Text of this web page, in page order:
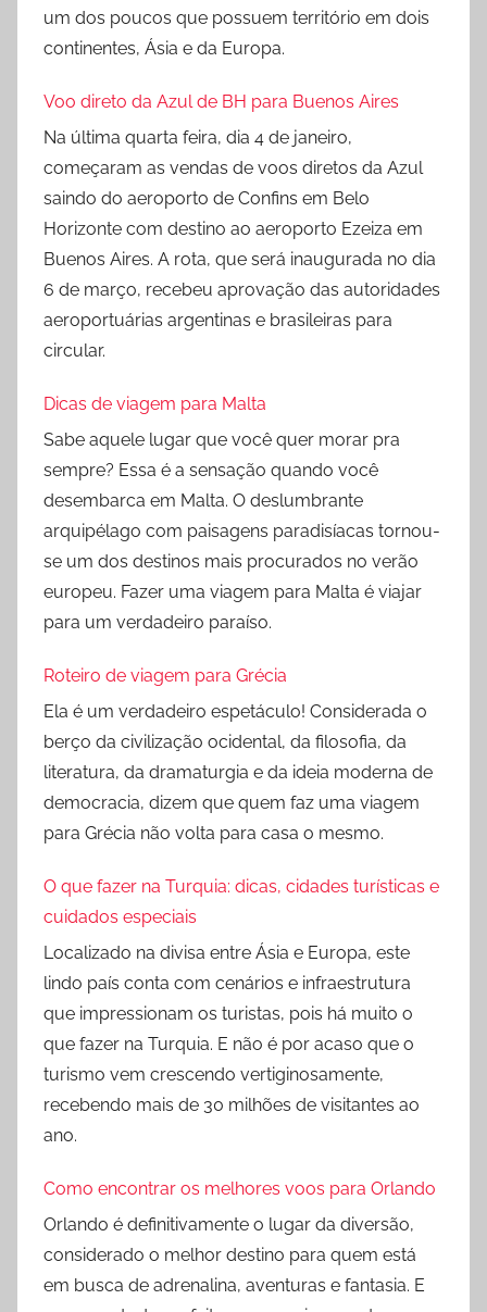
um dos poucos que possuem território em dois
continentes, Ásia e da Europa.
Voo direto da Azul de BH para Buenos Aires
Na última quarta feira, dia 4 de janeiro,
começaram as vendas de voos diretos da Azul
saindo do aeroporto de Confins em Belo
Horizonte com destino ao aeroporto Ezeiza em
Buenos Aires. A rota, que será inaugurada no dia
6 de março, recebeu aprovação das autoridades
aeroportuárias argentinas e brasileiras para
circular.
Dicas de viagem para Malta
Sabe aquele lugar que você quer morar pra
sempre? Essa é a sensação quando você
desembarca em Malta. O deslumbrante
arquipélago com paisagens paradisíacas tornou-
se um dos destinos mais procurados no verão
europeu. Fazer uma viagem para Malta é viajar
para um verdadeiro paraíso.
Roteiro de viagem para Grécia
Ela é um verdadeiro espetáculo! Considerada o
berço da civilização ocidental, da filosofia, da
literatura, da dramaturgia e da ideia moderna de
democracia, dizem que quem faz uma viagem
para Grécia não volta para casa o mesmo.
O que fazer na Turquia: dicas, cidades turísticas e
cuidados especiais
Localizado na divisa entre Ásia e Europa, este
lindo país conta com cenários e infraestrutura
que impressionam os turistas, pois há muito o
que fazer na Turquia. E não é por acaso que o
turismo vem crescendo vertiginosamente,
recebendo mais de 30 milhões de visitantes ao
ano.
Como encontrar os melhores voos para Orlando
Orlando é definitivamente o lugar da diversão,
considerado o melhor destino para quem está
em busca de adrenalina, aventuras e fantasia. E